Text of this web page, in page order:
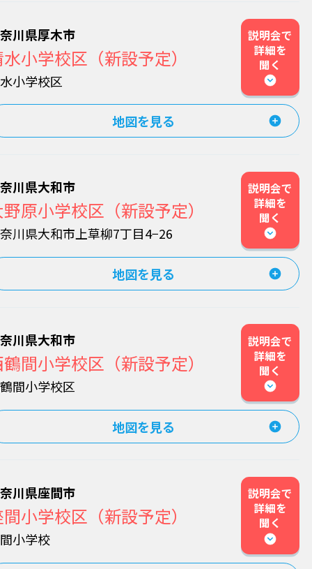
川県厚木市
小学校区（新設予定）
小学校区
説明会で
詳細を
聞く
地図を見る
川県大和市
原小学校区（新設予定）
川県大和市上草柳7丁目4−26
説明会で
詳細を
聞く
地図を見る
川県大和市
間小学校区（新設予定）
間小学校区
説明会で
詳細を
聞く
地図を見る
川県座間市
小学校区（新設予定）
小学校
説明会で
詳細を
聞く